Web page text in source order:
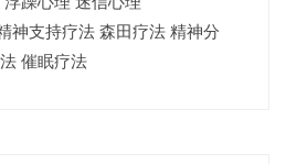
神支持疗法 森田疗法 精神分
催眠疗法